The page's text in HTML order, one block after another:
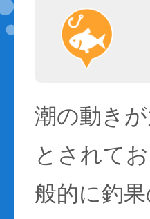
潮の動き
とされて
般的に釣